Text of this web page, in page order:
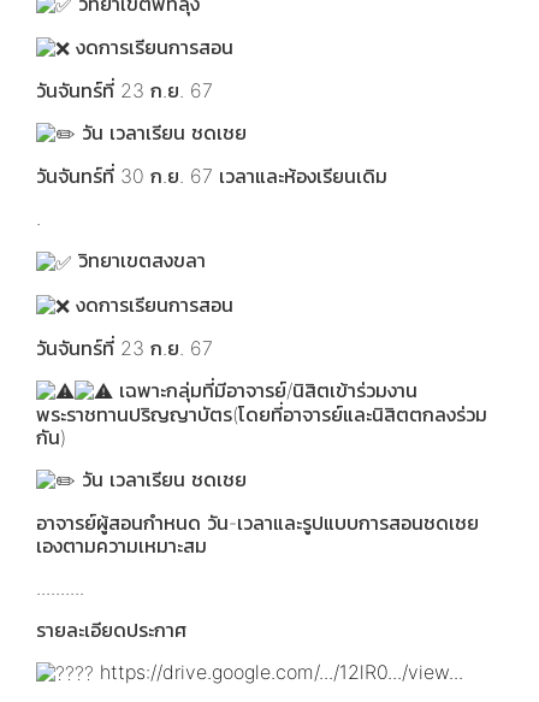
งดการเรียนการสอน
วันจันทร์ที่ 23 ก.ย. 67
วัน เวลาเรียน ชดเชย
วันจันทร์ที่ 30 ก.ย. 67 เวลาและห้องเรียนเดิม
.
วิทยาเขตสงขลา
งดการเรียนการสอน
วันจันทร์ที่ 23 ก.ย. 67
เฉพาะกลุ่มที่มีอาจารย์/นิสิตเข้าร่วมงาน
พระราชทานปริญญาบัตร(โดยที่อาจารย์และนิสิตตกลงร่วม
กัน)
วัน เวลาเรียน ชดเชย
อาจารย์ผู้สอนกำหนด วัน-เวลาและรูปแบบการสอนชดเชย
เองตามความเหมาะสม
รายละเอียดประกาศ
https://drive.google.com/.../12lR0.../view...